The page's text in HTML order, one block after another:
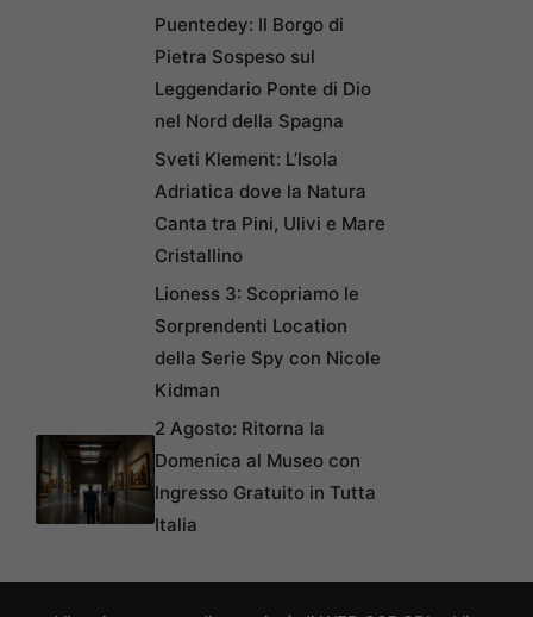
Puentedey: Il Borgo di
Pietra Sospeso sul
Leggendario Ponte di Dio
nel Nord della Spagna
Sveti Klement: L’Isola
Adriatica dove la Natura
Canta tra Pini, Ulivi e Mare
Cristallino
Lioness 3: Scopriamo le
Sorprendenti Location
della Serie Spy con Nicole
Kidman
2 Agosto: Ritorna la
Domenica al Museo con
Ingresso Gratuito in Tutta
Italia